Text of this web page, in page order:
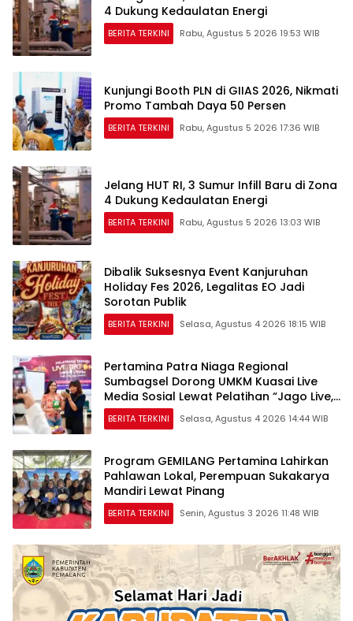
4 Dukung Kedaulatan Energi
BERITA TERKINI Rabu, Agustus 5 2026 19:53 WIB
Kunjungi Booth PLN di GIIAS 2026, Nikmati
Promo Tambah Daya 50 Persen
BERITA TERKINI Rabu, Agustus 5 2026 17:36 WIB
Jelang HUT RI, 3 Sumur Infill Baru di Zona
4 Dukung Kedaulatan Energi
BERITA TERKINI Rabu, Agustus 5 2026 13:03 WIB
Dibalik Suksesnya Event Kanjuruhan
Holiday Fes 2026, Legalitas EO Jadi
Sorotan Publik
BERITA TERKINI Selasa, Agustus 4 2026 18:15 WIB
Pertamina Patra Niaga Regional
Sumbagsel Dorong UMKM Kuasai Live
Media Sosial Lewat Pelatihan “Jago Live,
Jago Closing”
BERITA TERKINI Selasa, Agustus 4 2026 14:44 WIB
Program GEMILANG Pertamina Lahirkan
Pahlawan Lokal, Perempuan Sukakarya
Mandiri Lewat Pinang
BERITA TERKINI Senin, Agustus 3 2026 11:48 WIB